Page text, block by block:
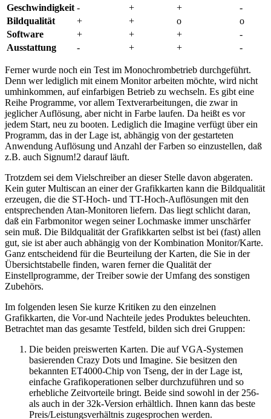
Geschwindigkeit - + +
-
Bildqualität
+ + o
o
Software
+ + +
-
Ausstattung
- + + -
Ferner wurde noch ein Test im Monochrombetrieb durchgeführt.
Denn wer lediglich mit einem Monitor arbeiten möchte, wird nicht
umhinkommen, auf einfarbigen Betrieb zu wechseln. Es gibt eine
Reihe Programme, vor allem Textverarbeitungen, die zwar in
jeglicher Auflösung, aber nicht in Farbe laufen. Da heißt es vor
jedem Start, neu zu booten. Lediglich die Imagine verfügt über ein
Programm, das in der Lage ist, abhängig von der gestarteten
Anwendung Auflösung und Anzahl der Farben so einzustellen, daß
z.B. auch Signum!2 darauf läuft.
Trotzdem sei dem Vielschreiber an dieser Stelle davon abgeraten.
Kein guter Multiscan an einer der Grafikkarten kann die Bildqualität
erzeugen, die die ST-Hoch- und TT-Hoch-Auflösungen mit den
entsprechenden Atan-Monitoren liefern. Das liegt schlicht daran,
daß ein Farbmonitor wegen seiner Lochmaske immer unschärfer
sein muß. Die Bildqualität der Grafikkarten selbst ist bei (fast) allen
gut, sie ist aber auch abhängig von der Kombination Monitor/Karte.
Ganz entscheidend für die Beurteilung der Karten, die Sie in der
Übersichtstabelle finden, waren ferner die Qualität der
Einstellprogramme, der Treiber sowie der Umfang des sonstigen
Zubehörs.
Im folgenden lesen Sie kurze Kritiken zu den einzelnen
Grafikkarten, die Vor-und Nachteile jedes Produktes beleuchten.
Betrachtet man das gesamte Testfeld, bilden sich drei Gruppen:
Die beiden preiswerten Karten. Die auf VGA-Systemen
basierenden Crazy Dots und Imagine. Sie besitzen den
bekannten ET4000-Chip von Tseng, der in der Lage ist,
einfache Grafikoperationen selber durchzuführen und so
erhebliche Zeitvorteile bringt. Beide sind sowohl in der 256-
als auch in der 32k-Version erhältlich. Ihnen kann das beste
Preis/Leistungsverhältnis zugesprochen werden.